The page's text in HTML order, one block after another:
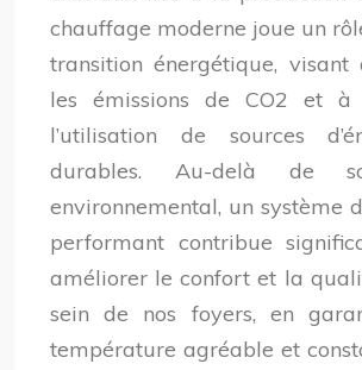
chauffage moderne joue un
transition énergétique,
les émissions de CO2 et à
l’utilisation de sources
durables. Au-delà de
environnemental, un système
performant contribue
améliorer le confort et la
sein de nos foyers, en
température agréable et